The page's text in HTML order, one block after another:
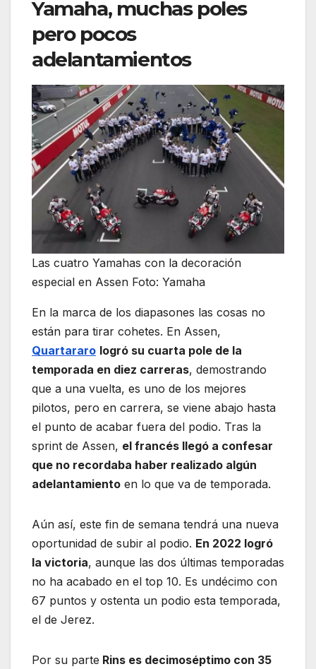
Yamaha, muchas poles
pero pocos
adelantamientos
Las cuatro Yamahas con la decoración
especial en Assen Foto: Yamaha
En la marca de los diapasones las cosas no
están para tirar cohetes. En Assen,
Quartararo logró su cuarta pole de la
temporada en diez carreras, demostrando
que a una vuelta, es uno de los mejores
pilotos, pero en carrera, se viene abajo hasta
el punto de acabar fuera del podio. Tras la
sprint de Assen, el francés llegó a confesar
que no recordaba haber realizado algún
adelantamiento en lo que va de temporada.
Aún así, este fin de semana tendrá una nueva
oportunidad de subir al podio. En 2022 logró
la victoria, aunque las dos últimas temporadas
no ha acabado en el top 10. Es undécimo con
67 puntos y ostenta un podio esta temporada,
el de Jerez.
Por su parte Rins es decimoséptimo con 35